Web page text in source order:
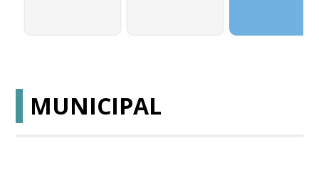
MUNICIPAL